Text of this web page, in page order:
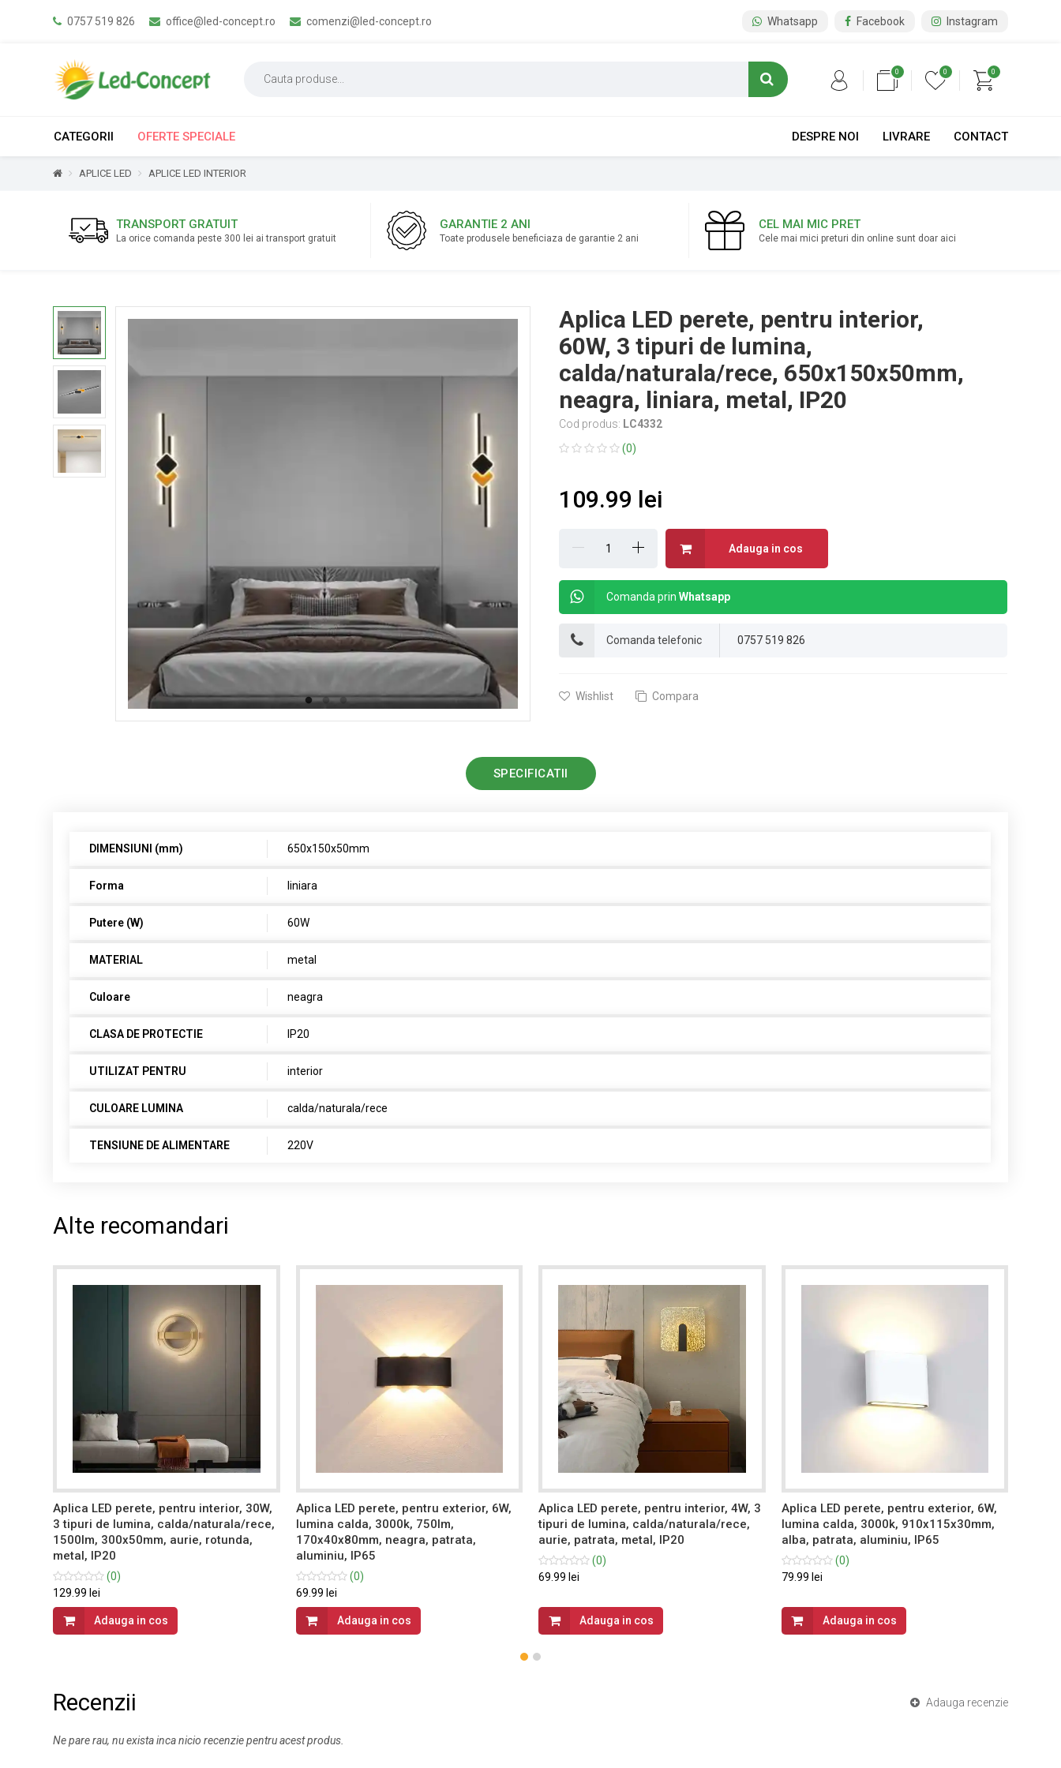
0757 519 826 office@led-concept.ro comenzi@led-concept.ro Whatsapp Facebook Instagram
0
0
0
CATEGORII OFERTE SPECIALE CONTACT
LIVRARE
DESPRE NOI
APLICE LED APLICE LED INTERIOR
TRANSPORT GRATUIT
La orice comanda peste 300 lei ai transport gratuit
GARANTIE 2 ANI
Toate produsele beneficiaza de garantie 2 ani
CEL MAI MIC PRET
Cele mai mici preturi din online sunt doar aici
Aplica LED perete, pentru interior,
60W, 3 tipuri de lumina,
calda/naturala/rece, 650x150x50mm,
neagra, liniara, metal, IP20
Cod produs: LC4332
(0)
109.99 lei
Adauga in cos
Comanda prinWhatsapp
Comanda telefonic 0757 519 826
Wishlist Compara
SPECIFICATII
DIMENSIUNI (mm) 650x150x50mm
Forma liniara
Putere (W) 60W
MATERIAL metal
Culoare neagra
CLASA DE PROTECTIE IP20
UTILIZAT PENTRU interior
CULOARE LUMINA calda/naturala/rece
TENSIUNE DE ALIMENTARE 220V
Alte recomandari
Aplica LED perete, pentru interior, 30W,
3 tipuri de lumina, calda/naturala/rece,
1500lm, 300x50mm, aurie, rotunda,
metal, IP20
(0)
129.99 lei
Adauga in cos
Aplica LED perete, pentru exterior, 6W,
lumina calda, 3000k, 750lm,
170x40x80mm, neagra, patrata,
aluminiu, IP65
(0)
69.99 lei
Adauga in cos
Aplica LED perete, pentru interior, 4W, 3
tipuri de lumina, calda/naturala/rece,
aurie, patrata, metal, IP20
(0)
69.99 lei
Adauga in cos
Aplica LED perete, pentru exterior, 6W,
lumina calda, 3000k, 910x115x30mm,
alba, patrata, aluminiu, IP65
(0)
79.99 lei
Adauga in cos
Recenzii Adauga recenzie
Ne pare rau, nu exista inca nicio recenzie pentru acest produs.